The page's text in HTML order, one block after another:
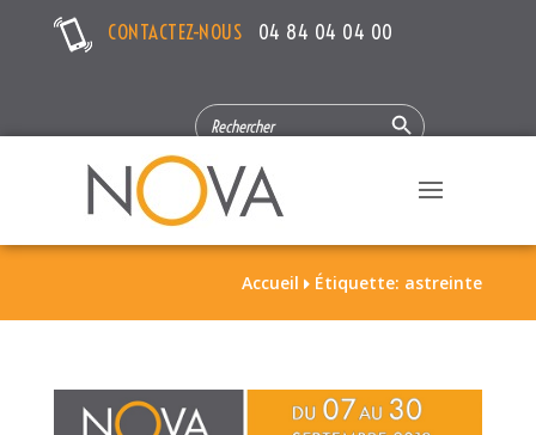
CONTACTEZ-NOUS 04 84 04 04 00
SEARCH
FOR:
Search Button
Accueil  Étiquette: astreinte